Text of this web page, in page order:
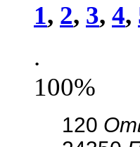
1, 2, 3, 4,
.
100%
120